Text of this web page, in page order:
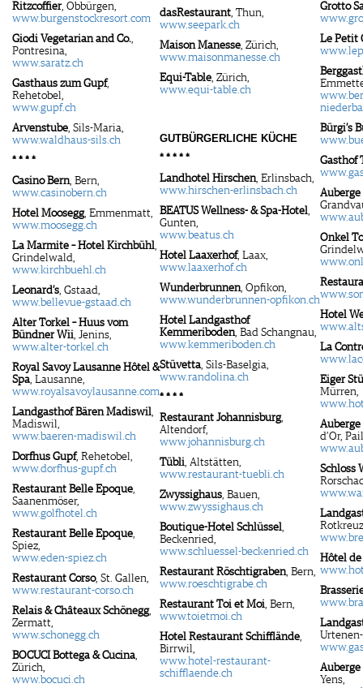
Ritzcoffier, Obbürgen,
www.burgenstockresort.com
Giodi Vegetarian and Co.,
Pontresina,
www.saratz.ch
Gasthaus zum Gupf,
Rehetobel,
www.gupf.ch
Arvenstube, Sils-Maria,
www.waldhaus-sils.ch­­­
* * * *
Casino Bern, Bern,
www.casinobern.ch
Hotel Moosegg, Emmenmatt,
www.moosegg.ch
La Marmite – Hotel Kirchbühl,
Grindelwald,
www.kirchbuehl.ch
Leonard’s, Gstaad,
www.bellevue-gstaad.ch
Alter Torkel – Huus vom
Bündner Wii, Jenins,
www.alter-torkel.ch
Royal Savoy Lausanne Hôtel &
Spa, Lausanne,
www.royalsavoylausanne.com
Landgasthof Bären Madiswil,
Madiswil,
www.baeren-madiswil.ch
Dorfhus Gupf, Rehetobel,
www.dorfhus-gupf.ch
Restaurant Belle Epoque,
Saanenmöser,
www.golfhotel.ch
Restaurant Belle Epoque,
Spiez,
www.eden-spiez.ch
Restaurant Corso, St. Gallen,
www.restaurant-corso.ch
Relais & Châteaux Schönegg,
Zermatt,
www.schonegg.ch
BOCUCI Bottega & Cucina,
Zürich,
www.bocuci.ch
dasRestaurant, Thun,
www.seepark.ch
Maison Manesse, Zürich,
www.maisonmanesse.ch
Equi-Table, Zürich,
www.equi-table.ch
GUTBÜRGERLICHE KÜCHE
* * * * *
Landhotel Hirschen, Erlinsbach,
www.hirschen-erlinsbach.ch
BEATUS Wellness- & Spa-Hotel,
Gunten,
www.beatus.ch
Hotel Laaxerhof, Laax,
www.laaxerhof.ch
Wunderbrunnen, Opfikon,
www.wunderbrunnen-opfikon.ch
Hotel Landgasthof
Kemmeriboden, Bad Schangnau,
www.kemmeriboden.ch
Stüvetta, Sils-Baselgia,
www.randolina.ch
* * * *
Restaurant Johannisburg,
Altendorf,
www.johannisburg.ch
Tübli, Altstätten,
www.restaurant-tuebli.ch
Zwyssighaus, Bauen,
www.zwyssighaus.ch
Boutique-Hotel Schlüssel,
Beckenried,
www.schluessel-beckenried.ch
Restaurant Röschtigraben, Bern,
www.roeschtigrabe.ch
Restaurant Toi et Moi, Bern,
www.toietmoi.ch
Hotel Restaurant Schifflände,
Birrwil,
www.hotel-restaurant-
schifflaende.ch
Grotto
Le Petit
Bürgi’s
Gasthof
Auberge
Onkel
Hotel
La
Eiger
Mürren,
d’Or,
Schloss
Hôtel
Auberge
Yens,